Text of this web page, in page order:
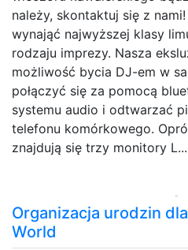
należy, skontaktuj się z
wynająć najwyższej klasy
rodzaju imprezy. Nasza
możliwość bycia DJ-em w
połączyć się za pomocą
systemu audio i odtwarzać
telefonu komórkowego.
znajdują się trzy monitory L...
Organizacja urodzin
World